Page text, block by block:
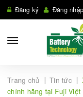
Đăng ký Đăng nhập
Trang chủ | Tin tức |
chính hãng tại Fuji Việt